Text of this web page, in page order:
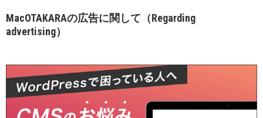
MacOTAKARAの広告に関して（Regarding
advertising）